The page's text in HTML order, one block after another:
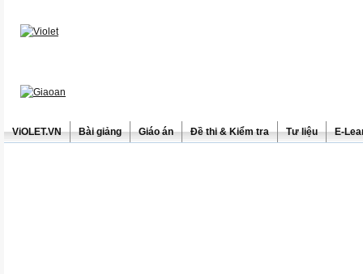
ViOLET.VN Bài giảng Giáo án Đề thi & Kiểm tra Tư liệu E-